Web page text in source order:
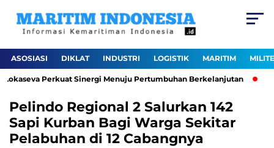
ASOSIASI DIKLAT INDUSTRI LOGISTIK MARITIM
Perkuat Sinergi Menuju Pertumbuhan Berkelanjutan
Pelindo Regional 2 Salurkan 142
Sapi Kurban Bagi Warga Sekitar
Pelabuhan di 12 Cabangnya